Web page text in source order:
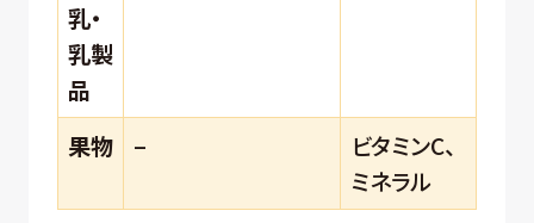
乳・
乳製
品
果物 –
ビタミンC、
ミネラル